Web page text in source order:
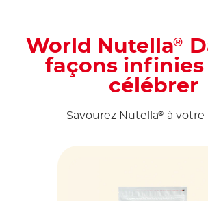
World Nutella®
façons infinies
célébrer
Savourez Nutella® à votre